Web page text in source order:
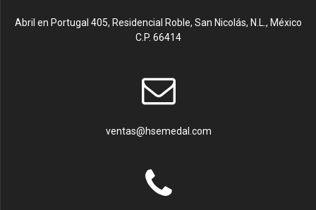
Abril en Portugal 405, Residencial Roble, San Nicolás, N.L., México
C.P. 66414
ventas@hsemedal.com